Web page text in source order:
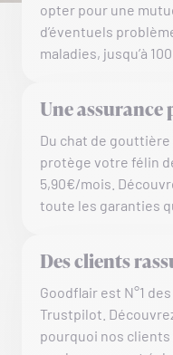
opter pour une
d’éventuels
maladies, jusqu’à
Une assurance
Du chat de
protège votre félin
5,90€/mois.
toute les garanties
Des clients
Goodflair est N°1
Trustpilot.
pourquoi nos